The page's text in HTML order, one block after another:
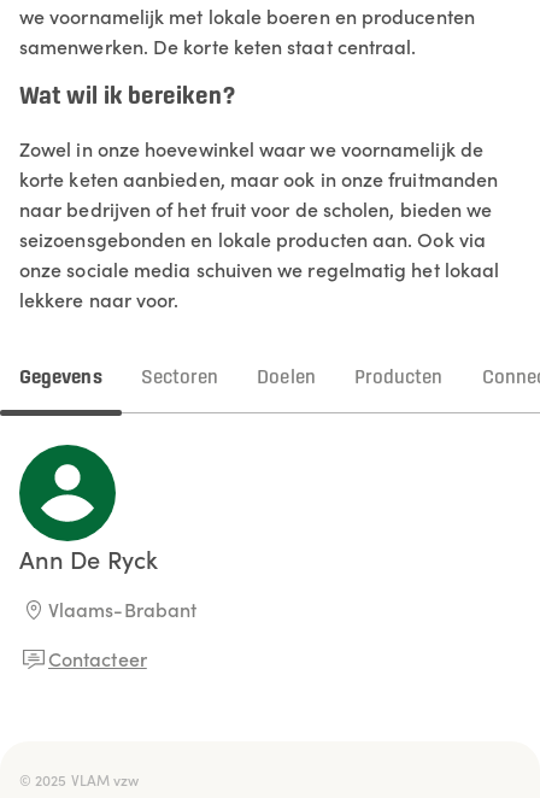
we voornamelijk met lokale boeren en producenten
samenwerken. De korte keten staat centraal.
Wat wil ik bereiken?
Zowel in onze hoevewinkel waar we voornamelijk de
korte keten aanbieden, maar ook in onze fruitmanden
naar bedrijven of het fruit voor de scholen, bieden we
seizoensgebonden en lokale producten aan. Ook via
onze sociale media schuiven we regelmatig het lokaal
lekkere naar voor.
Gegevens Sectoren Doelen Producten
Ann De Ryck
Vlaams-Brabant
Contacteer
© 2025 VLAM vzw